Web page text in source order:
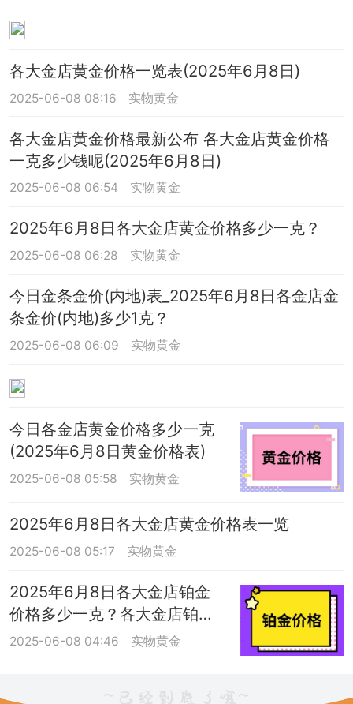
各大金店黄金价格一览表(2025年6月8日)
2025-06-08 08:16 实物黄金
各大金店黄金价格最新公布 各大金店黄金价格
一克多少钱呢(2025年6月8日)
2025-06-08 06:54 实物黄金
2025年6月8日各大金店黄金价格多少一克？
2025-06-08 06:28 实物黄金
今日金条金价(内地)表_2025年6月8日各金店金
条金价(内地)多少1克？
2025-06-08 06:09 实物黄金
今日各金店黄金价格多少一克
(2025年6月8日黄金价格表)
2025-06-08 05:58 实物黄金
2025年6月8日各大金店黄金价格表一览
2025-06-08 05:17 实物黄金
2025年6月8日各大金店铂金
价格多少一克？各大金店铂金
价格报价表
2025-06-08 04:46 实物黄金